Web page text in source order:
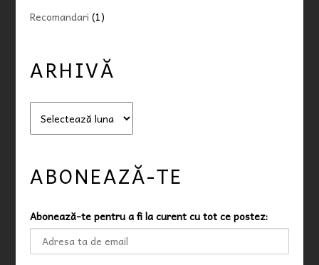
Recomandari (1)
ARHIVĂ
v
ABONEAZĂ-TE
Abonează-te pentru a fi la curent cu tot ce postez: